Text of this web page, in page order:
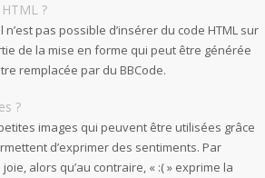
?
pas possible d’insérer du code HTML sur
de la mise en forme qui peut être générée
remplacée par du BBCode.
?
images qui peuvent être utilisées grâce
d’exprimer des sentiments. Par
alors qu’au contraire, « :( » exprime la